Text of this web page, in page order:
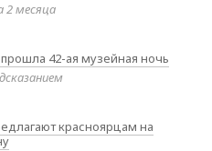
2 месяца
42-ая музейная ночь
красноярцам на